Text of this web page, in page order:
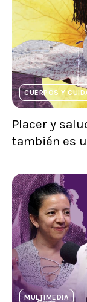
CUERPOS Y
Placer y
también es
MULTIMEDIA